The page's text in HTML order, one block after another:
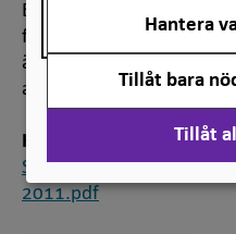
Benämningen används
forskningsämnen, bland
ändamål. Den ingår i
av forskningsämnen
Hänvisning
Standard för svensk
2011.pdf
Hantera
Tillåt bara
Tillåt